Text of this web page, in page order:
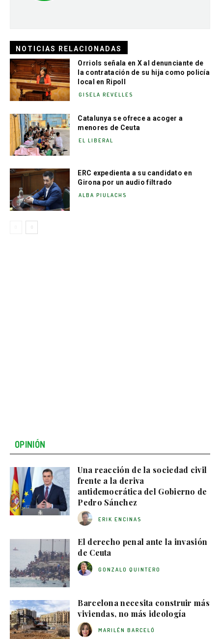
NOTICIAS RELACIONADAS
Orriols señala en X al denunciante de
la contratación de su hija como policía
local en Ripoll
GISELA REVELLES
Catalunya se ofrece a acoger a
menores de Ceuta
EL LIBERAL
ERC expedienta a su candidato en
Girona por un audio filtrado
ALBA PIULACHS
OPINIÓN
Una reacción de la sociedad civil
frente a la deriva
antidemocrática del Gobierno de
Pedro Sánchez
ERIK ENCINAS
El derecho penal ante la invasión
de Ceuta
GONZALO QUINTERO
Barcelona necesita construir más
viviendas, no más ideología
MARILÉN BARCELÓ